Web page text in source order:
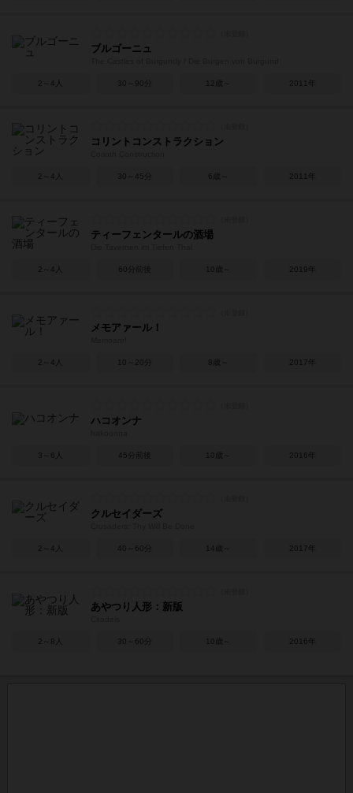
ブルゴーニュ
2～4人 30～90分 12歳～ 2011年
コリントコンストラクション
2～4人 30～45分 6歳～ 2011年
ティーフェンタールの酒場
2～4人 60分前後 10歳～ 2019年
メモアァール！
2～4人 10～20分 8歳～ 2017年
ハコオンナ
3～6人 45分前後 10歳～ 2016年
クルセイダーズ
2～4人 40～60分 14歳～ 2017年
あやつり人形：新版
2～8人 30～60分 10歳～ 2016年